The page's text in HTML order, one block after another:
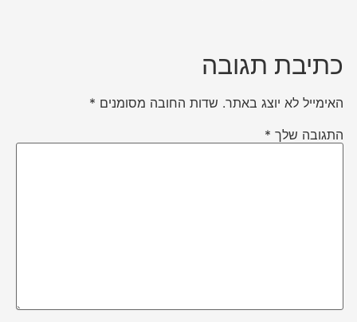
כתיבת תגובה
האימייל לא יוצג באתר. שדות החובה מסומנים *
התגובה שלך *